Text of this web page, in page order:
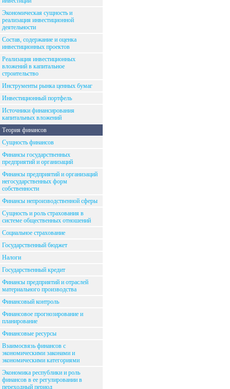
Экономическая сущность и
реализация инвестиционной
деятельности
Состав, содержание и оценка
инвестиционных проектов
Реализация инвестиционных
вложений в капитальное
строительство
Инструменты рынка ценных бумаг
Инвестиционный портфель
Источники финансирования
капитальных вложений
Теория финансов
Сущность финансов
Финансы государственных
предприятий и организаций
Финансы предприятий и организаций
негосударственных форм
собственности
Финансы непроизводственной сферы
Сущность и роль страхования в
системе общественных отношений
Социальное страхование
Государственный бюджет
Налоги
Государственный кредит
Финансы предприятий и отраслей
материального производства
Финансовый контроль
Финансовое прогнозирование и
планирование
Финансовые ресурсы
Взаимосвязь финансов с
экономическими законами и
экономическими категориями
Экономика республики и роль
финансов в ее регулировании в
переходный период